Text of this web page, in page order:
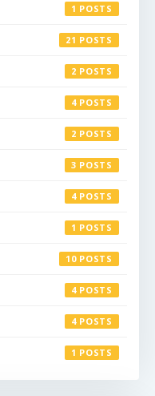
1
21
2
4
2
3
4
1
10
4
4
1